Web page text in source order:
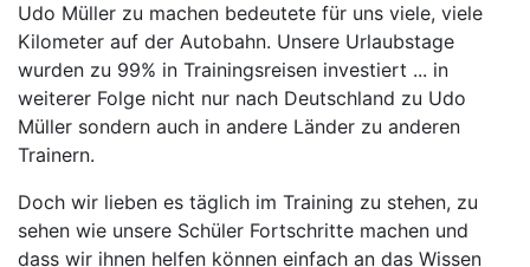
Udo Müller zu machen bedeutete für uns viele, viele
Kilometer auf der Autobahn. Unsere Urlaubstage
wurden zu 99% in Trainingsreisen investiert ... in
weiterer Folge nicht nur nach Deutschland zu Udo
Müller sondern auch in andere Länder zu anderen
Trainern.
Doch wir lieben es täglich im Training zu stehen, zu
sehen wie unsere Schüler Fortschritte machen und
dass wir ihnen helfen können einfach an das Wissen